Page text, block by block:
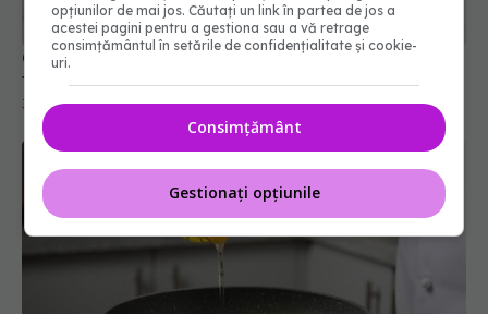
Ce se întâmplă dacă arzi frunze de dafin. Mulți o
fac, dar puțini știu asta
30 mar 2026, 21:14
opțiunilor de mai jos. Căutați un link în partea de jos a
acestei pagini pentru a gestiona sau a vă retrage
consimțământul în setările de confidențialitate și cookie-
uri.
Consimțământ
Gestionați opțiunile